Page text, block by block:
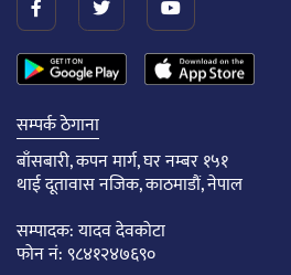
सम्पर्क ठेगाना
बाँसबारी, कपन मार्ग, घर नम्बर १५१
थाई दूतावास नजिक, काठमाडौं, नेपाल
सम्पादक: यादव देवकोटा
फोन नं: ९८४१२४७६९०